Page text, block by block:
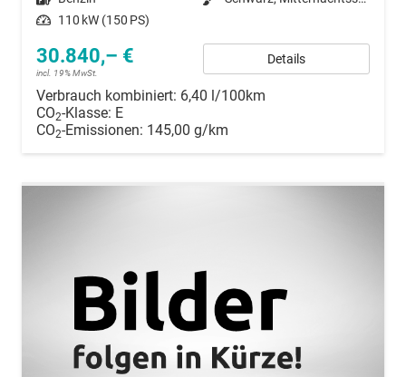
Leistung 110 kW (150 PS)
30.840,– €
incl. 19% MwSt.
Details
Verbrauch kombiniert: 6,40 l/100km
CO2-Klasse: E
CO2-Emissionen: 145,00 g/km